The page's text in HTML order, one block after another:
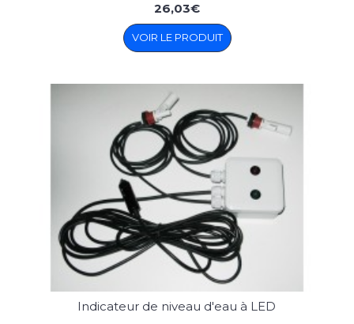
26,03€
VOIR LE PRODUIT
Indicateur de niveau d'eau à LED